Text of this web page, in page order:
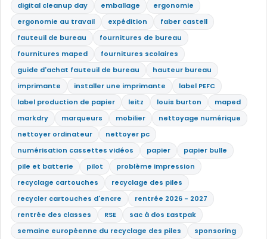
digital cleanup day
emballage
ergonomie
ergonomie au travail
expédition
faber castell
fauteuil de bureau
fournitures de bureau
fournitures maped
fournitures scolaires
guide d'achat fauteuil de bureau
hauteur bureau
imprimante
installer une imprimante
label PEFC
label production de papier
leitz louis burton
maped
markdry
marqueurs mobilier
nettoyage numérique
nettoyer ordinateur
nettoyer pc
numérisation cassettes vidéos
papier
papier bulle
pile et batterie
pilot
problème impression
recyclage cartouches
recyclage des piles
recycler cartouches d'encre
rentrée 2026 - 2027
rentrée des classes
RSE
sac à dos Eastpak
semaine européenne du recyclage des piles
sponsoring